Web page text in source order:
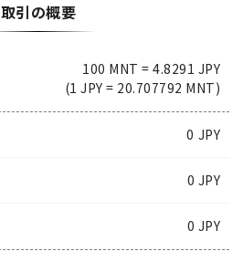
取引の概要
100 MNT = 4.8291 JPY
(1 JPY = 20.707792 MNT)
0 JPY
0 JPY
0 JPY